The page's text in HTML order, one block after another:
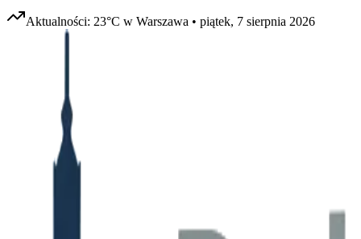
Aktualności: 23°C w Warszawa • piątek, 7 sierpnia 2026